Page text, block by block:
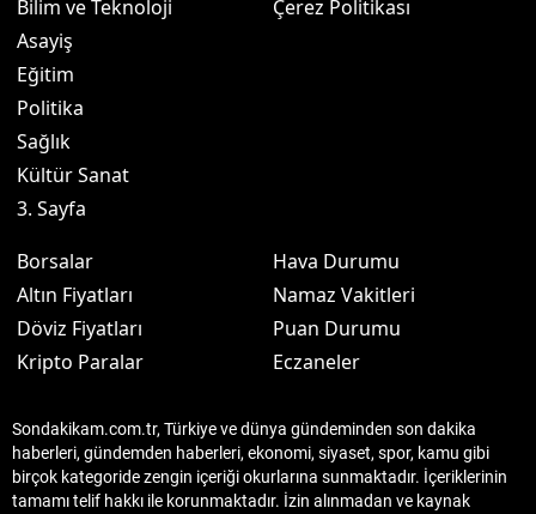
Bilim ve Teknoloji
Asayiş
Eğitim
Politika
Sağlık
Kültür Sanat
3. Sayfa
Çerez Politikası
Borsalar
Altın Fiyatları
Döviz Fiyatları
Kripto Paralar
Hava Durumu
Namaz Vakitleri
Puan Durumu
Eczaneler
Sondakikam.com.tr, Türkiye ve dünya gündeminden son dakika
haberleri, gündemden haberleri, ekonomi, siyaset, spor, kamu gibi
birçok kategoride zengin içeriği okurlarına sunmaktadır. İçeriklerinin
tamamı telif hakkı ile korunmaktadır. İzin alınmadan ve kaynak